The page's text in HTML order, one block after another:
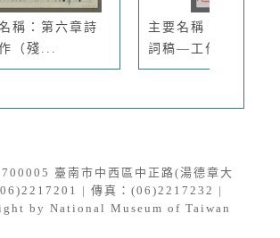
稱：第六章詩
（殘...
主要名稱：尹雪曼致
詞稿—工作...
臺南市中西區中正路(湯德章大
| 傳真：(06)2217232 |
by National Museum of Taiwan